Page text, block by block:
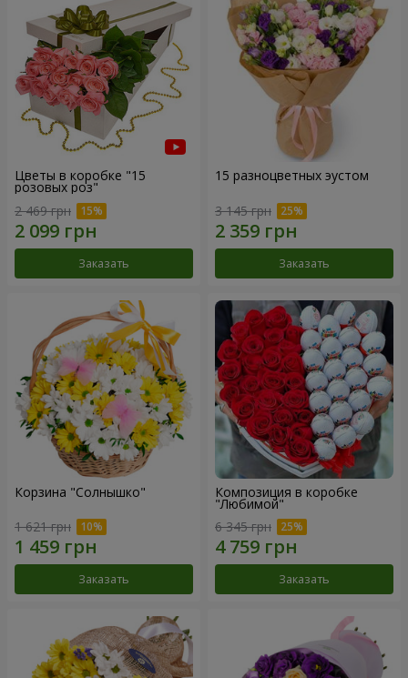
Цветы в коробке "15
розовых роз"
2 469 грн
Заказать
15 разноцветных эустом
3 145 грн
Заказать
Корзина "Солнышко"
1 621 грн
Заказать
Композиция в коробке
"Любимой"
6 345 грн
Заказать